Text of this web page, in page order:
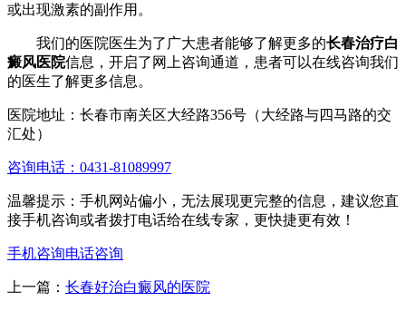
或出现激素的副作用。
我们的医院医生为了广大患者能够了解更多的长春治疗白
癜风医院信息，开启了网上咨询通道，患者可以在线咨询我们
的医生了解更多信息。
医院地址：长春市南关区大经路356号（大经路与四马路的交
汇处）
咨询电话：0431-81089997
温馨提示：手机网站偏小，无法展现更完整的信息，建议您直
接手机咨询或者拨打电话给在线专家，更快捷更有效！
手机咨询电话咨询
上一篇： 长春好治白癜风的医院